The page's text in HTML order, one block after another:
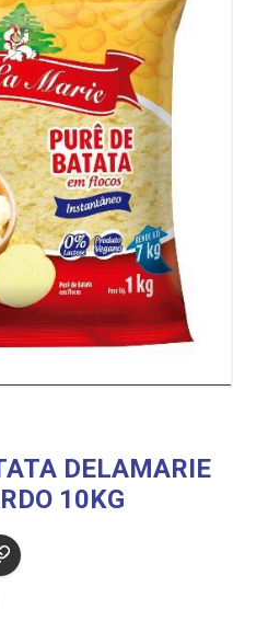
DELAMARIE
10KG